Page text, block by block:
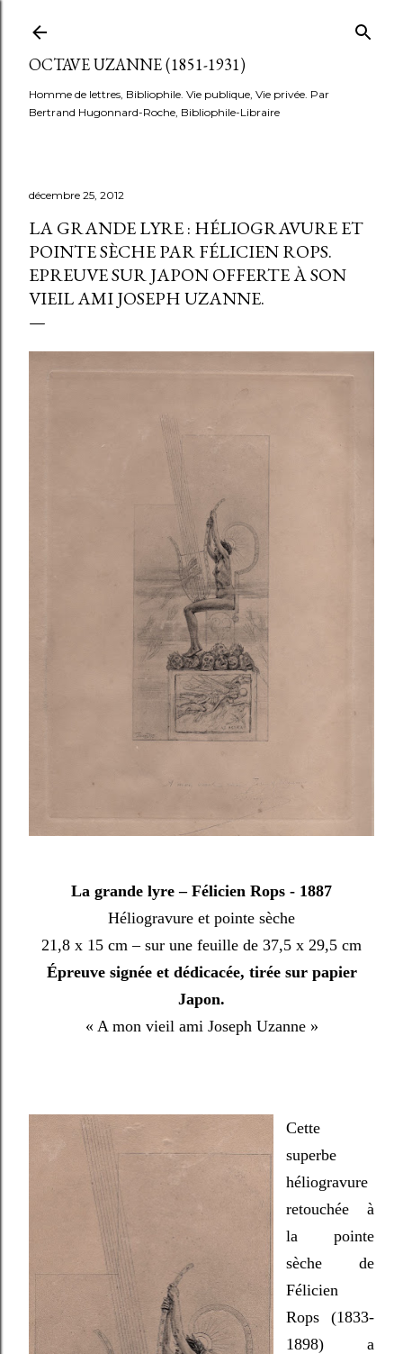
OCTAVE UZANNE (1851-1931)
Homme de lettres, Bibliophile. Vie publique, Vie privée. Par
Bertrand Hugonnard-Roche, Bibliophile-Libraire
décembre 25, 2012
LA GRANDE LYRE : HÉLIOGRAVURE ET
POINTE SÈCHE PAR FÉLICIEN ROPS.
EPREUVE SUR JAPON OFFERTE À SON
VIEIL AMI JOSEPH UZANNE.
La grande lyre – Félicien Rops - 1887
Héliogravure et pointe sèche
21,8 x 15 cm – sur une feuille de 37,5 x 29,5 cm
Épreuve signée et dédicacée, tirée sur papier
Japon.
« A mon vieil ami Joseph Uzanne »
Cette
superbe
héliogravure
retouchée à
la pointe
sèche de
Félicien
Rops (1833-
1898) a